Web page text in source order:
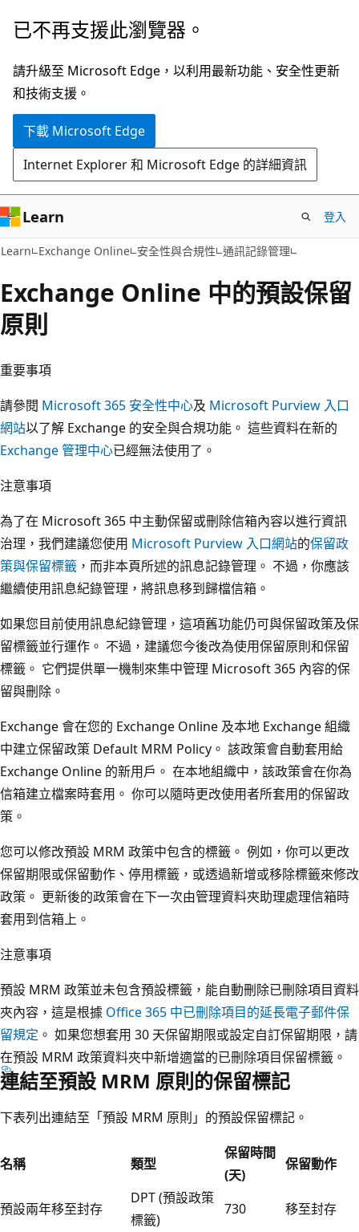
跳
主
要
內
已不再支援此瀏覽器。
請升級至 Microsoft Edge，以利用最新功能、安全性更新
和技術支援。
下載 Microsoft Edge
Internet Explorer 和 Microsoft Edge 的詳細資訊
Learn 登入
Learn Exchange Online 安全性與合規性 通訊記錄管理
Exchange Online 中的預設保留
原則
重要事項
請參閱 Microsoft 365 安全性中心及 Microsoft Purview 入口
網站以了解 Exchange 的安全與合規功能。 這些資料在新的
Exchange 管理中心已經無法使用了。
注意事項
為了在 Microsoft 365 中主動保留或刪除信箱內容以進行資訊
治理，我們建議您使用 Microsoft Purview 入口網站的保留政
策與保留標籤 ，而非本頁所述的訊息記錄管理。 不過，你應該
繼續使用訊息紀錄管理，將訊息移到歸檔信箱。
如果您目前使用訊息紀錄管理，這項舊功能仍可與保留政策及保
留標籤並行運作。 不過，建議您今後改為使用保留原則和保留
標籤。 它們提供單一機制來集中管理 Microsoft 365 內容的保
留與刪除。
Exchange 會在您的 Exchange Online 及本地 Exchange 組織
中建立保留政策 Default MRM Policy。 該政策會自動套用給
Exchange Online 的新用戶。 在本地組織中，該政策會在你為
信箱建立檔案時套用。 你可以隨時更改使用者所套用的保留政
策。
您可以修改預設 MRM 政策中包含的標籤。 例如，你可以更改
保留期限或保留動作、停用標籤，或透過新增或移除標籤來修改
政策。 更新後的政策會在下一次由管理資料夾助理處理信箱時
套用到信箱上。
注意事項
預設 MRM 政策並未包含預設標籤，能自動刪除已刪除項目資料
夾內容，這是根據 Office 365 中已刪除項目的延長電子郵件保
留規定 。 如果您想套用 30 天保留期限或設定自訂保留期限，請
在預設 MRM 政策資料夾中新增適當的已刪除項目保留標籤。
連結至預設 MRM 原則的保留標記
下表列出連結至「預設 MRM 原則」的預設保留標記。
名稱 類型
保留時間
(天)
保留動作
預設兩年移至封存
DPT (預設政策
標籤)
730
移至封存